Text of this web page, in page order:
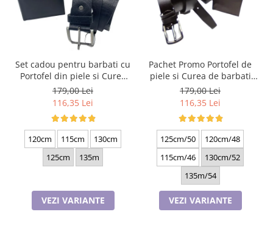
Set cadou pentru barbati cu
Portofel din piele si Curea
de barbati, negru 2210-4
179,00 Lei
116,35 Lei
120cm 115cm
130cm
125cm
135m
VEZI VARIANTE
Pachet Promo Portofel de
piele si Curea de barbati
neagra C130N-1881.4
179,00 Lei
116,35 Lei
125cm/50
120cm/48
115cm/46
130cm/52
135m/54
VEZI VARIANTE